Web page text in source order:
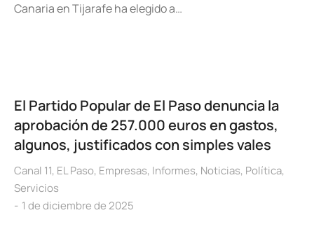
Canaria en Tijarafe ha elegido a…
El Partido Popular de El Paso denuncia la
aprobación de 257.000 euros en gastos,
algunos, justificados con simples vales
Canal 11, EL Paso, Empresas, Informes, Noticias, Política,
Servicios
1 de diciembre de 2025